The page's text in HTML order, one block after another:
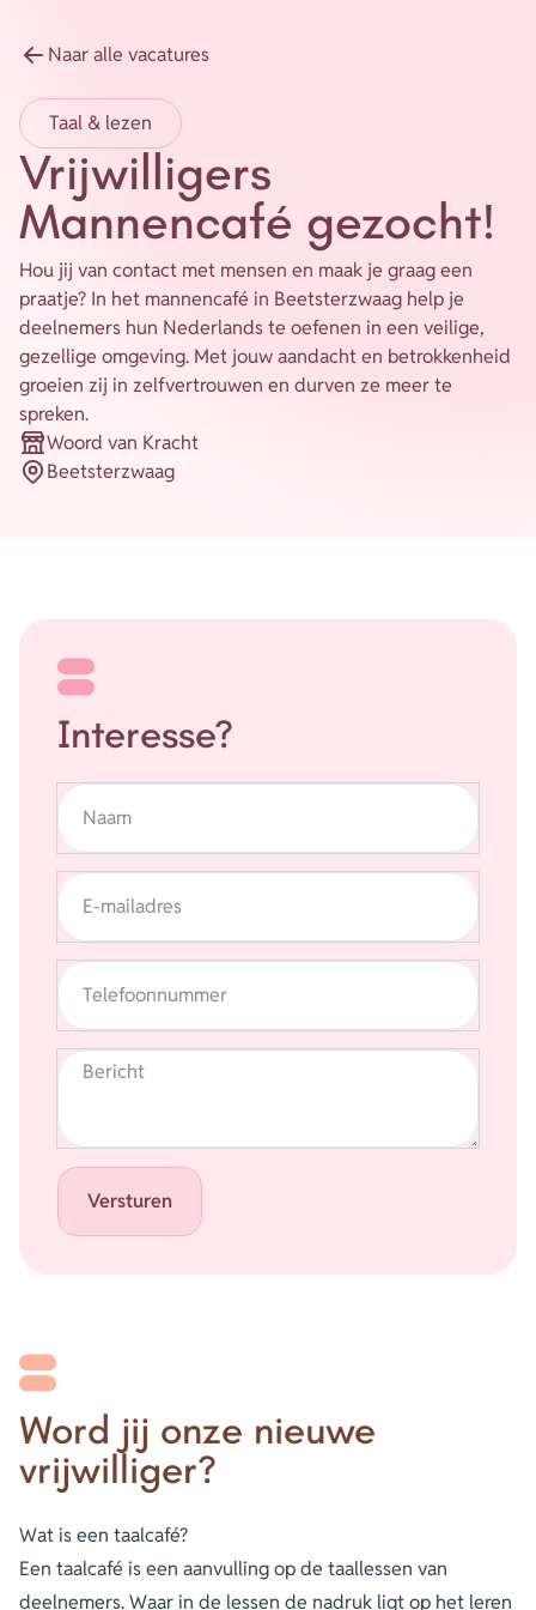
Energie
Contact
Inloggen
Privacy verklaring
Home
Naar alle vacatures
Taal & lezen
Vrijwilligers
Mannencafé gezocht!
Hou jij van contact met mensen en maak je graag een
praatje? In het mannencafé in Beetsterzwaag help je
deelnemers hun Nederlands te oefenen in een veilige,
gezellige omgeving. Met jouw aandacht en betrokkenheid
groeien zij in zelfvertrouwen en durven ze meer te
spreken.
Organisatie
Woord van Kracht
PlaatsBeetsterzwaag
Interesse?
Naam
E-mailadres
Telefoonnummer
Bericht
Versturen
Word jij onze nieuwe
vrijwilliger?
Wat is een taalcafé?
Een taalcafé is een aanvulling op de taallessen van
deelnemers. Waar in de lessen de nadruk ligt op het leren